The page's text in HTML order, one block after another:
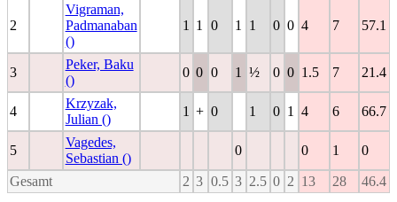
2
Vigraman,
Padmanaban
()
1 1 0 1 1 0 0 4 7 57.1
3
Peker, Baku
()
0 0 0 1 ½ 0 0 1.5 7 21.4
4
Krzyzak,
Julian ()
1 + 0 1 0 1 4 6 66.7
5
Vagedes,
Sebastian ()
0 0 1 0
Gesamt 2 3 0.5 3 2.5 0 2 13 28 46.4